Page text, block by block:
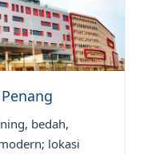
bedah,
lokasi